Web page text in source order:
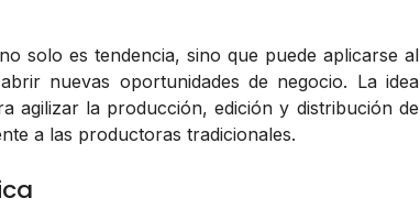
no solo es tendencia, sino que puede aplicarse al
nuevas oportunidades de negocio. La idea
agilizar la producción, edición y distribución de
a las productoras tradicionales.